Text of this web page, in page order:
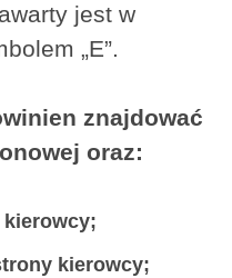
jest w
„E”.
znajdować
oraz:
kierowcy;